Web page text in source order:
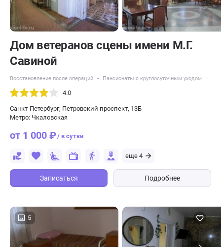
Дом ветеранов сцены имени М.Г.
Савиной
Восстановление после операций Пансионаты с круглосуточным уходом
4.0
Санкт-Петербург, Петровский проспект, 13Б
Метро: Чкаловская
от 1 000 ₽/ в сутки
еще 4
Записаться Подробнее
5